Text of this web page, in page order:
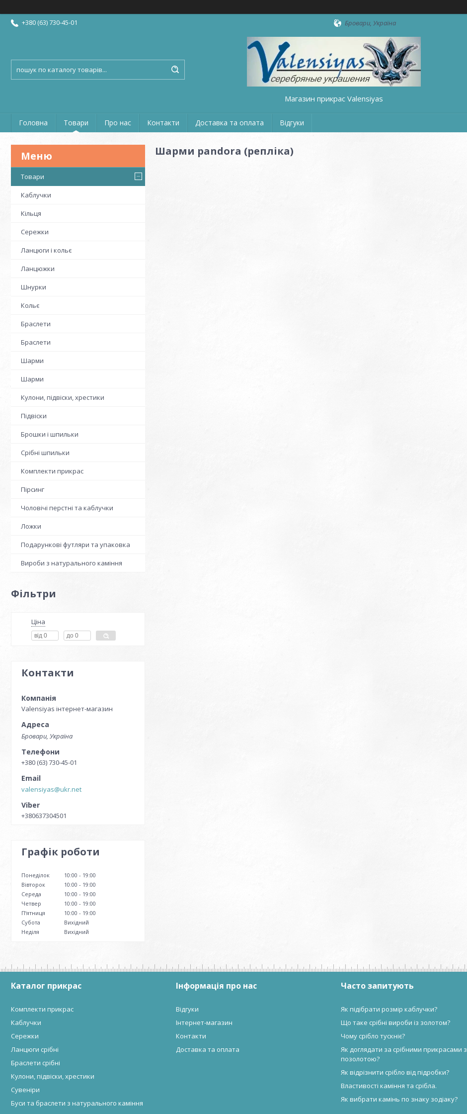
+380 (63) 730-45-01 Бровари, Україна
Магазин прикрас Valensiyas
Головна Товари Про нас Контакти Доставка та оплата Відгуки
Товари
Каблучки
Кільця
Сережки
Ланцюги і кольє
Ланцюжки
Шнурки
Кольє
Браслети
Браслети
Шарми
Шарми
Кулони, підвіски, хрестики
Підвіски
Брошки і шпильки
Срібні шпильки
Комплекти прикрас
Пірсинг
Чоловічі перстні та каблучки
Ложки
Подарункові футляри та упаковка
Вироби з натурального каміння
Фільтри
Ціна
Контакти
Valensiyas інтернет-магазин
Бровари, Україна
+380 (63) 730-45-01
valensiyas@ukr.net
+380637304501
Графік роботи
Понеділок 10:00
19:00
Вівторок
10:00
19:00
Середа
10:00
19:00
Четвер
10:00
19:00
Пʼятниця
10:00
19:00
Субота
Вихідний
Неділя
Вихідний
Шарми pandora (репліка)
Каталог прикрас
Комплекти прикрас
Каблучки
Сережки
Ланцюги срібні
Браслети срібні
Кулони, підвіски, хрестики
Сувеніри
Буси та браслети з натурального каміння
Інформація про нас
Відгуки
Інтернет-магазин
Контакти
Доставка та оплата
Часто запитують
Як підібрати розмір каблучки?
Що таке срібні вироби із золотом?
Чому срібло тускніє?
Як доглядати за срібними прикрасами з
позолотою?
Як відрізнити срібло від підробки?
Властивості каміння та срібла.
Як вибрати камінь по знаку зодіаку?